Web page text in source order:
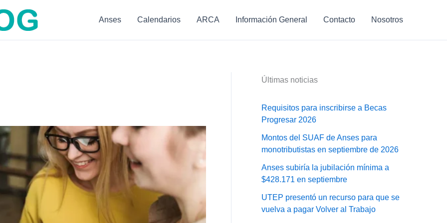
Anses Calendarios ARCA Información General Contacto Nosotros
Últimas noticias
Requisitos para inscribirse a Becas
Progresar 2026
Montos del SUAF de Anses para
monotributistas en septiembre de 2026
Anses subiría la jubilación mínima a
$428.171 en septiembre
UTEP presentó un recurso para que se
vuelva a pagar Volver al Trabajo